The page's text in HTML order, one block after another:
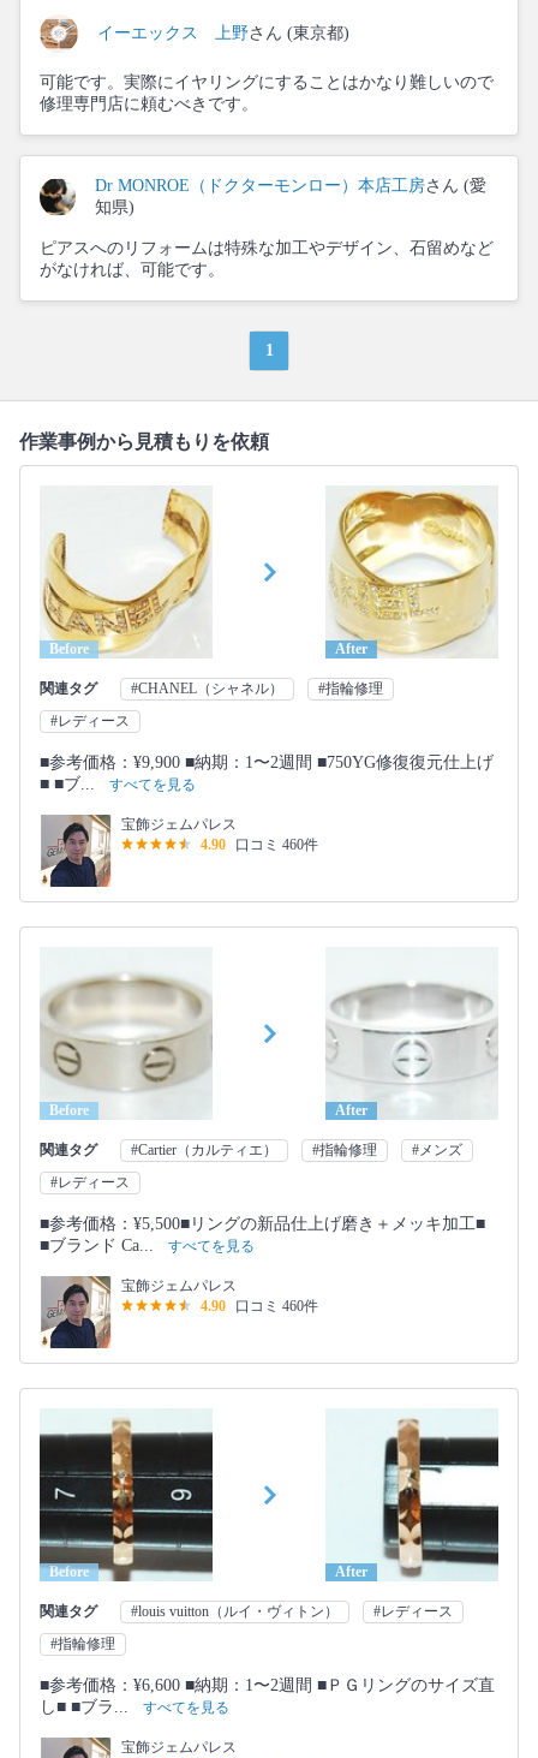
イーエックス 上野さん (東京都)
可能です。実際にイヤリングにすることはかなり難しいので
修理専門店に頼むべきです。
Dr MONROE（ドクターモンロー）本店工房さん (愛
知県)
ピアスへのリフォームは特殊な加工やデザイン、石留めなど
がなければ、可能です。
1
作業事例から見積もりを依頼
Before After
関連タグ #CHANEL（シャネル）
#指輪修理
#レディース
■参考価格：¥9,900 ■納期：1〜2週間 ■750YG修復復元仕上げ
■ ■ブ...
すべてを見る
宝飾ジェムパレス
4.90
口コミ 460件
Before After
関連タグ #Cartier（カルティエ） #指輪修理
#メンズ
#レディース
■参考価格：¥5,500■リングの新品仕上げ磨き＋メッキ加工■
■ブランド Ca...
すべてを見る
宝飾ジェムパレス
4.90
口コミ 460件
Before After
関連タグ #louis vuitton（ルイ・ヴィトン）
#レディース
#指輪修理
■参考価格：¥6,600 ■納期：1〜2週間 ■ＰＧリングのサイズ直
し■ ■ブラ...
すべてを見る
宝飾ジェムパレス